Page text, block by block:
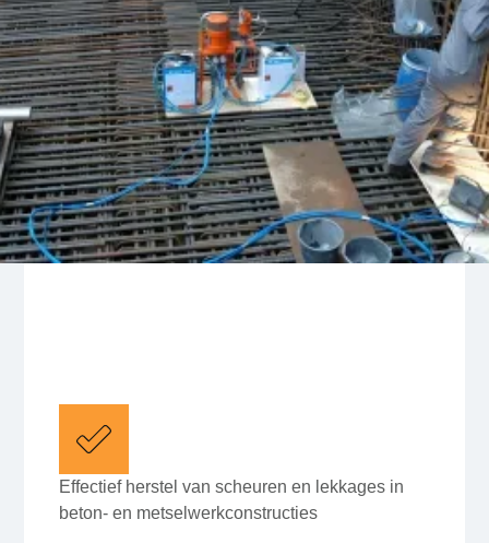
Effectief herstel van scheuren en lekkages in
beton- en metselwerkconstructies